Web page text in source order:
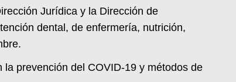
Jurídica y la Dirección de
dental, de enfermería, nutrición,
prevención del COVID-19 y métodos de